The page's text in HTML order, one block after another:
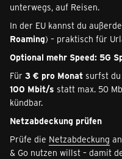
unterwegs, auf Reisen.
In der EU kannst du
Roaming) – praktisch für
Optional mehr Speed: 5G
Für 3 € pro Monat surfst
100 Mbit/s statt max. 50
kündbar.
Netzabdeckung prüfen
Prüfe die Netzabdeckung
& Go nutzen willst – damit